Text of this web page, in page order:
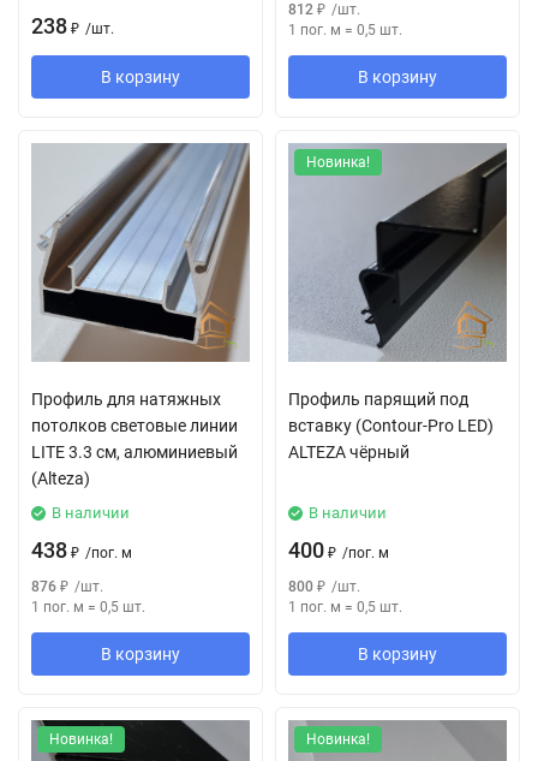
238 ₽ /шт.
В корзину
812 ₽ /шт.
1 пог. м = 0,5 шт.
В корзину
Профиль для натяжных
потолков световые линии
LITE 3.3 см, алюминиевый
(Alteza)
В наличии
438 ₽ /пог. м
876 ₽ /шт.
1 пог. м = 0,5 шт.
В корзину
Новинка!
Профиль парящий под
вставку (Contour-Pro LED)
ALTEZA чёрный
В наличии
400 ₽ /пог. м
800 ₽ /шт.
1 пог. м = 0,5 шт.
В корзину
Новинка! Новинка!